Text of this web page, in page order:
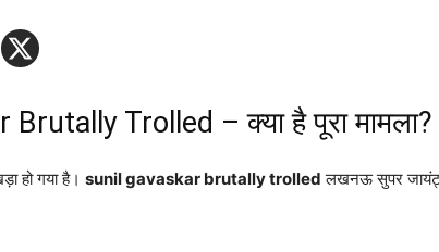
Trolled – क्या है पूरा मामला?
हो गया है। sunil gavaskar brutally trolled लखनऊ सुपर